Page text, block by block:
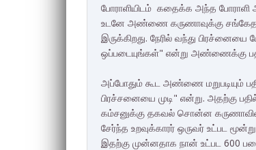
போராளியிடம் கதைக்க அந்த போராளி
உடனே அண்ணை கருணாவுக்கு சங்கேத
இருக்கிறது. நேரில் வந்து
ஒப்படையுங்கள்" என்று அண்ணைக்கு
அப்போதும் கூட அண்ணை மறுபடியும்
பிரச்சனையை முடி" என்று. அதற்கு
கம்சனுக்கு தகவல் சொன்ன
சேர்ந்த உறவுக்காரர் ஒருவர் உட்பட
இதற்கு முன்னதாக நான் உட்பட 600